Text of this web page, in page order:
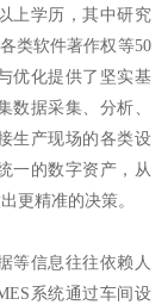
上学历，其中研究
类软件著作权等50
优化提供了坚实基
数据采集、分析、
生产现场的各类设
一的数字资产，从
更精准的决策。
等信息往往依赖人
系统通过车间设